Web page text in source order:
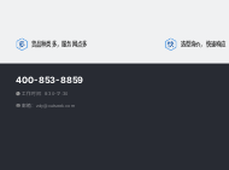
货品种类多，服务网点多 选型询价，快速响应
400-853-8859
工作时间：8:30-17:30
邮箱：zdy@cutseek.com